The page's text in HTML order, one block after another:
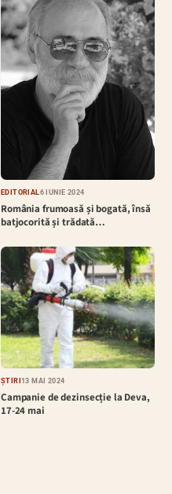
EDITORIAL 6 IUNIE 2024
România frumoasă și bogată, însă
batjocorită și trădată…
ȘTIRI13 MAI 2024
Campanie de dezinsecție la Deva,
17-24 mai